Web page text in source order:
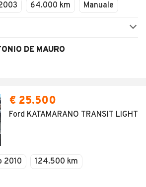
64.000 km Manuale
DE MAURO
€ 25.500
Ford KATAMARANO TRANSIT LIGHT
2010
124.500 km